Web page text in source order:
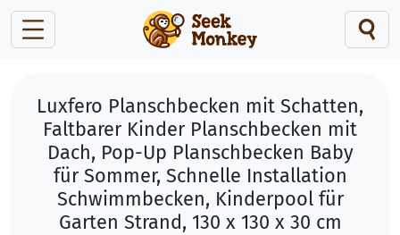
Luxfero Planschbecken mit Schatten,
Faltbarer Kinder Planschbecken mit
Dach, Pop-Up Planschbecken Baby
für Sommer, Schnelle Installation
Schwimmbecken, Kinderpool für
Garten Strand, 130 x 130 x 30 cm